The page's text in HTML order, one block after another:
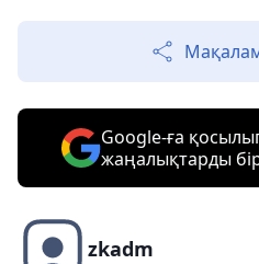
Google-ға
жаңалықтарды
zkadm